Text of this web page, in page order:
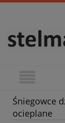
Śniegowce
ocieplane